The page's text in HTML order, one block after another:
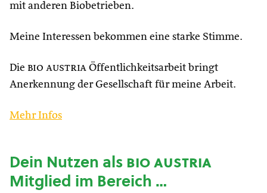
mit anderen Biobetrieben.
Meine Interessen bekommen eine starke Stimme.
Die bio austria Öffentlichkeitsarbeit bringt
Anerkennung der Gesellschaft für meine Arbeit.
Mehr Infos
Dein Nutzen alsbio austria
Mitglied im Bereich …